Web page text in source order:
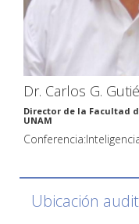
Dr. Carlos G.
Director de la Facultad
UNAM
Ubicación